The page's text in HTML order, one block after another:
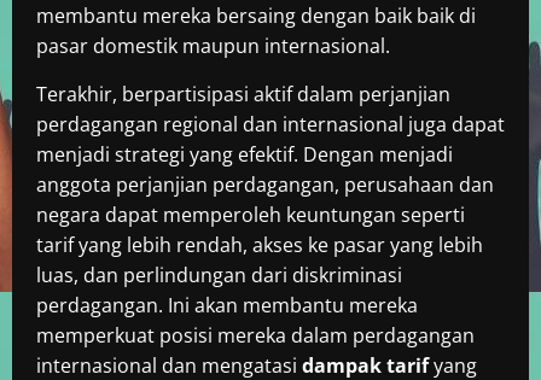
membantu mereka bersaing dengan baik baik di
pasar domestik maupun internasional.
Terakhir, berpartisipasi aktif dalam perjanjian
perdagangan regional dan internasional juga dapat
menjadi strategi yang efektif. Dengan menjadi
anggota perjanjian perdagangan, perusahaan dan
negara dapat memperoleh keuntungan seperti
tarif yang lebih rendah, akses ke pasar yang lebih
luas, dan perlindungan dari diskriminasi
perdagangan. Ini akan membantu mereka
memperkuat posisi mereka dalam perdagangan
internasional dan mengatasi dampak tarifyang